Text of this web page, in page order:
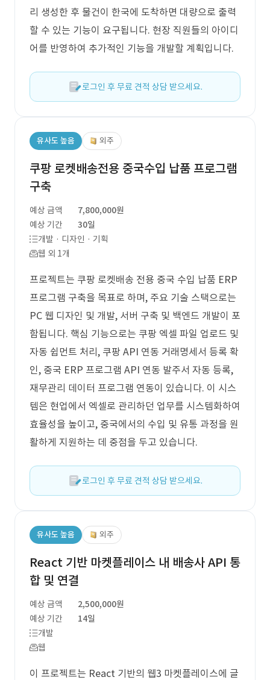
리 생성한 후 물건이 한국에 도착하면 대량으로 출력
할 수 있는 기능이 요구됩니다. 현장 직원들의 아이디
어를 반영하여 추가적인 기능을 개발할 계획입니다.
로그인 후 무료 견적 상담 받으세요.
유사도 높음 외주
쿠팡 로켓배송전용 중국수입 납품 프로그램
구축
예상 금액
7,800,000원
예상 기간
30일
개발 · 디자인 · 기획
웹 외 1개
프로젝트는 쿠팡 로켓배송 전용 중국 수입 납품 ERP
프로그램 구축을 목표로 하며, 주요 기술 스택으로는
PC 웹 디자인 및 개발, 서버 구축 및 백엔드 개발이 포
함됩니다. 핵심 기능으로는 쿠팡 엑셀 파일 업로드 및
자동 쉽먼트 처리, 쿠팡 API 연동 거래명세서 등록 확
인, 중국 ERP 프로그램 API 연동 발주서 자동 등록,
재무관리 데이터 프로그램 연동이 있습니다. 이 시스
템은 현업에서 엑셀로 관리하던 업무를 시스템화하여
효율성을 높이고, 중국에서의 수입 및 유통 과정을 원
활하게 지원하는 데 중점을 두고 있습니다.
로그인 후 무료 견적 상담 받으세요.
유사도 높음 외주
React 기반 마켓플레이스 내 배송사 API 통
합 및 연결
예상 금액
2,500,000원
예상 기간
14일
개발
웹
이 프로젝트는 React 기반의 웹3 마켓플레이스에 글